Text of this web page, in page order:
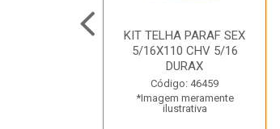
KIT TELHA PARAF SEX
5/16X110 CHV 5/16
DURAX
Código: 46459
*Imagem meramente
ilustrativa